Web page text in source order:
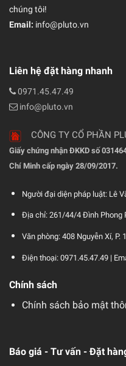
chúng tôi!
Email: info@pluto.vn
Liên hệ đặt hàng nhanh
0971.45.47.49
info@pluto.vn
CÔNG TY CỔ PHẦN
Giấy chứng nhận ĐKKD số
Chí Minh cấp ngày 28/09/2017.
Người đại diện pháp luật: Lê
Địa chỉ: 261/44/4 Đình Phong
Văn phòng: 408 Nguyễn Xí, P.
Điện thoại: 0971.45.47.49 |
Chính sách
Chính sách bảo mật
Báo giá - Tư vấn - Đặt